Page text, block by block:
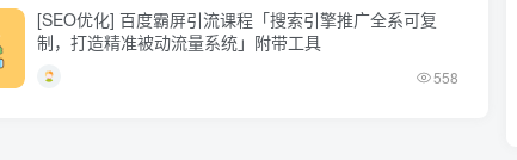
[SEO优化] 百度霸屏引流课程「搜索引擎推广全系可复
制，打造精准被动流量系统」附带工具
558